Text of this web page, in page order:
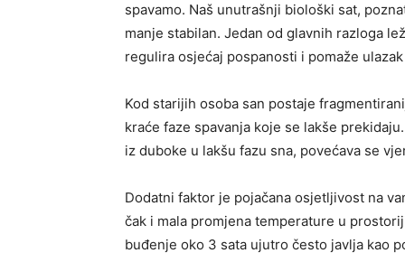
spavamo. Naš unutrašnji biološki sat,
manje stabilan. Jedan od glavnih razloga
regulira osjećaj pospanosti i pomaže
Kod starijih osoba san postaje
kraće faze spavanja koje se lakše
iz duboke u lakšu fazu sna, povećava se
Dodatni faktor je pojačana osjetljivost na
čak i mala promjena temperature u
buđenje oko 3 sata ujutro često javlja kao